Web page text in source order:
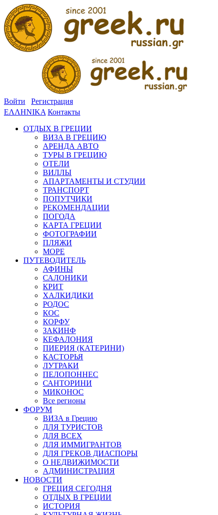
Войти
Регистрация
ΕΛΛΗΝΙΚΑ Контакты
ОТДЫХ В ГРЕЦИИ
ВИЗА В ГРЕЦИЮ
АРЕНДА АВТО
ТУРЫ В ГРЕЦИЮ
ОТЕЛИ
ВИЛЛЫ
АПАРТАМЕНТЫ И СТУДИИ
ТРАНСПОРТ
ПОПУТЧИКИ
РЕКОМЕНДАЦИИ
ПОГОДА
КАРТА ГРЕЦИИ
ФОТОГРАФИИ
ПЛЯЖИ
МОРЕ
ПУТЕВОДИТЕЛЬ
АФИНЫ
САЛОНИКИ
КРИТ
ХАЛКИДИКИ
РОДОС
КОС
КОРФУ
ЗАКИНФ
КЕФАЛОНИЯ
ПИЕРИЯ (КАТЕРИНИ)
КАСТОРЬЯ
ЛУТРАКИ
ПЕЛОПОННЕС
САНТОРИНИ
МИКОНОС
Все регионы
ФОРУМ
ВИЗА в Грецию
ДЛЯ ТУРИСТОВ
ДЛЯ ВСЕХ
ДЛЯ ИММИГРАНТОВ
ДЛЯ ГРЕКОВ ДИАСПОРЫ
О НЕДВИЖИМОСТИ
АДМИНИСТРАЦИЯ
НОВОСТИ
ГРЕЦИЯ СЕГОДНЯ
ОТДЫХ В ГРЕЦИИ
ИСТОРИЯ